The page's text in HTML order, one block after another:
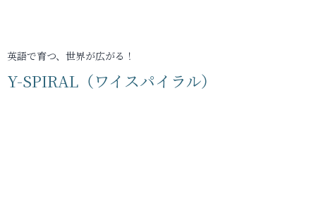
英語で育つ、世界が広がる！
Y-SPIRAL（ワイスパイラル）